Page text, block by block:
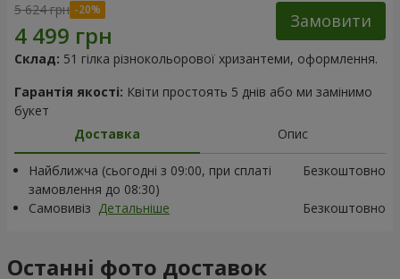
5 624 грн
Замовити
Склад: 51 гілка різнокольорової хризантеми, оформлення.
Гарантія якості: Квіти простоять 5 днів або ми замінимо
букет
Доставка
Опис
Найближча (сьогодні з 09:00, при сплаті
замовлення до 08:30)
Безкоштовно
Самовивіз Детальніше Безкоштовно
Останні фото доставок